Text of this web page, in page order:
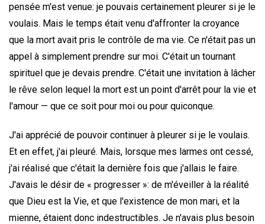
pensée m'est venue: je pouvais certainement pleurer si je le
voulais. Mais le temps était venu d'affronter la croyance
que la mort avait pris le contrôle de ma vie. Ce n'était pas un
appel à simplement prendre sur moi. C'était un tournant
spirituel que je devais prendre. C'était une invitation à lâcher
le rêve selon lequel la mort est un point d'arrêt pour la vie et
l'amour — que ce soit pour moi ou pour quiconque.
J'ai apprécié de pouvoir continuer à pleurer si je le voulais.
Et en effet, j'ai pleuré. Mais, lorsque mes larmes ont cessé,
j'ai réalisé que c'était la dernière fois que j'allais le faire.
J'avais le désir de « progresser »: de m'éveiller à la réalité
que Dieu est la Vie, et que l'existence de mon mari, et la
mienne, étaient donc indestructibles. Je n'avais plus besoin